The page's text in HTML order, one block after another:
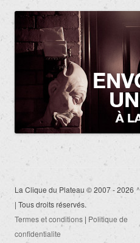
La Clique du Plateau © 2007 - 2026
| Tous droits réservés.
Termes et conditions | Politique de
confidentialite